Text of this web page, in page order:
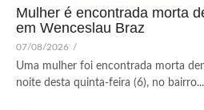
Mulher é encontrada morta
em Wenceslau Braz
07/08/2026 /
Uma mulher foi encontrada morta
noite desta quinta-feira (6), no bairro...